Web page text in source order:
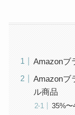
Amazonブ
Amazonブ
ル商品
35%〜